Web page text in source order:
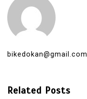
bikedokan@gmail.com
Related Posts